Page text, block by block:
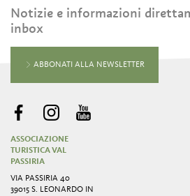
Notizie e informazioni
inbox
ABBONATI ALLA NEWSLETTER
ASSOCIAZIONE
TURISTICA VAL
PASSIRIA
VIA PASSIRIA 40
39015 S. LEONARDO IN